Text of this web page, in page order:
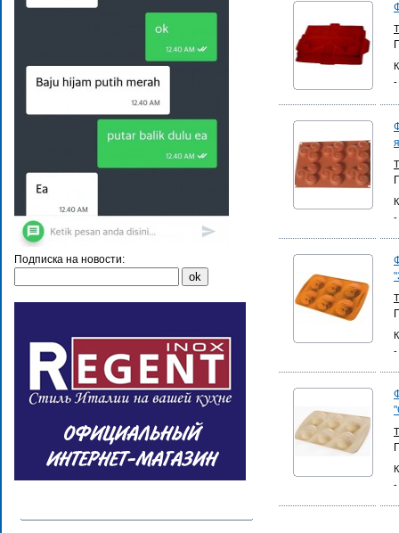
Подписка на новости:
-
-
-
-